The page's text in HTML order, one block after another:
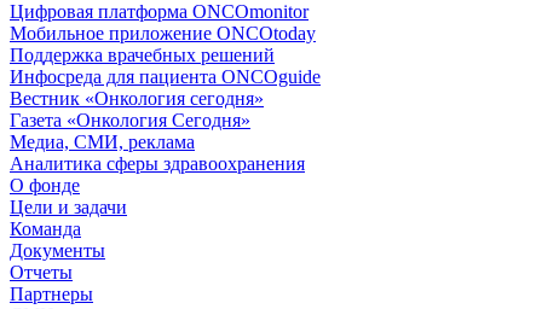
Цифровая платформа ONCOmonitor
Мобильное приложение ONCOtoday
Поддержка врачебных решений
Инфосреда для пациента ONCOguide
Вестник «Онкология сегодня»
Газета «Онкология Сегодня»
Медиа, СМИ, реклама
Аналитика сферы здравоохранения
О фонде
Цели и задачи
Команда
Документы
Отчеты
Партнеры